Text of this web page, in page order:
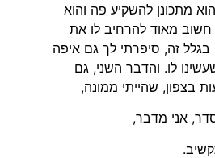
מתכונן להשקיע פה והוא
חשוב מאוד להרחיב לו את
בגלל זה, סיפרתי לך גם איפה
לו. והדבר השני, גם
בצפון, שהייתי ממונה,
אני מדבר,